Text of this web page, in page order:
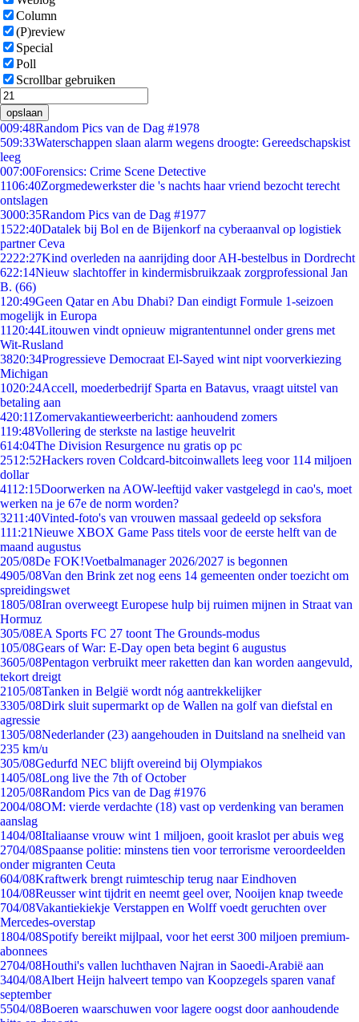
Column
(P)review
Special
Poll
Scrollbar gebruiken
opslaan
009:48Random Pics van de Dag #1978
509:33Waterschappen slaan alarm wegens droogte: Gereedschapskist
leeg
007:00Forensics: Crime Scene Detective
1106:40Zorgmedewerkster die 's nachts haar vriend bezocht terecht
ontslagen
3000:35Random Pics van de Dag #1977
1522:40Datalek bij Bol en de Bijenkorf na cyberaanval op logistiek
partner Ceva
2222:27Kind overleden na aanrijding door AH-bestelbus in Dordrecht
622:14Nieuw slachtoffer in kindermisbruikzaak zorgprofessional Jan
B. (66)
1 20:49Geen Qatar en Abu Dhabi? Dan eindigt Formule 1-seizoen
mogelijk in Europa
11 20:44Litouwen vindt opnieuw migrantentunnel onder grens met
Wit-Rusland
3820:34Progressieve Democraat El-Sayed wint nipt voorverkiezing
Michigan
1020:24Accell, moederbedrijf Sparta en Batavus, vraagt uitstel van
betaling aan
420:11 Zomervakantieweerbericht: aanhoudend zomers
119:48Vollering de sterkste na lastige heuvelrit
614:04The Division Resurgence nu gratis op pc
2512:52Hackers roven Coldcard-bitcoinwallets leeg voor 114 miljoen
dollar
4112:15Doorwerken na AOW-leeftijd vaker vastgelegd in cao's, moet
werken na je 67e de norm worden?
3211:40Vinted-foto's van vrouwen massaal gedeeld op seksfora
111:21Nieuwe XBOX Game Pass titels voor de eerste helft van de
maand augustus
205/08De FOK!Voetbalmanager 2026/2027 is begonnen
4905/08Van den Brink zet nog eens 14 gemeenten onder toezicht om
spreidingswet
1805/08Iran overweegt Europese hulp bij ruimen mijnen in Straat van
Hormuz
305/08EA Sports FC 27 toont The Grounds-modus
105/08Gears of War: E-Day open beta begint 6 augustus
3605/08Pentagon verbruikt meer raketten dan kan worden aangevuld,
tekort dreigt
2105/08Tanken in België wordt nóg aantrekkelijker
3305/08Dirk sluit supermarkt op de Wallen na golf van diefstal en
agressie
1305/08Nederlander (23) aangehouden in Duitsland na snelheid van
235 km/u
305/08Gedurfd NEC blijft overeind bij Olympiakos
1405/08Long live the 7th of October
1205/08Random Pics van de Dag #1976
2004/08OM: vierde verdachte (18) vast op verdenking van beramen
aanslag
1404/08Italiaanse vrouw wint 1 miljoen, gooit kraslot per abuis weg
2704/08Spaanse politie: minstens tien voor terrorisme veroordeelden
onder migranten Ceuta
604/08Kraftwerk brengt ruimteschip terug naar Eindhoven
104/08Reusser wint tijdrit en neemt geel over, Nooijen knap tweede
704/08Vakantiekiekje Verstappen en Wolff voedt geruchten over
Mercedes-overstap
1804/08Spotify bereikt mijlpaal, voor het eerst 300 miljoen premium-
abonnees
2704/08Houthi's vallen luchthaven Najran in Saoedi-Arabië aan
3404/08Albert Heijn halveert tempo van Koopzegels sparen vanaf
september
5504/08Boeren waarschuwen voor lagere oogst door aanhoudende